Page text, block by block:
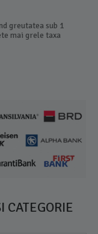
greutatea sub 1
mai grele taxa
CATEGORIE